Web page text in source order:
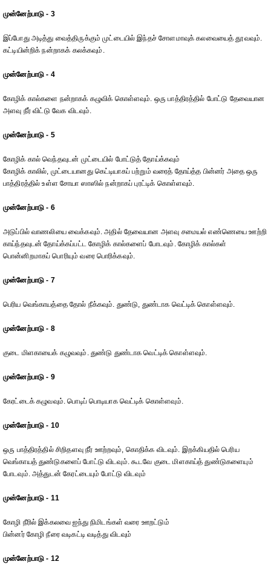
முன்னேற்பாடு - 3
இப்போது அடித்து வைத்திருக்கும் முட்டையில் இந்தச் சோளமாவுக் கலவையைத் தூவவும்.
கட்டியின்றிக் நன்றாகக் கலக்கவும்.
முன்னேற்பாடு - 4
கோழிக் கால்களை நன்றாகக் கழுவிக் கொள்ளவும். ஒரு பாத்திரத்தில் போட்டு தேவையான
அளவு நீர் விட்டு வேக விடவும்.
முன்னேற்பாடு - 5
கோழிக் கால் வெந்தவுடன் முட்டையில் போட்டுத் தோய்க்கவும்
கோழிக் காலில், முட்டையானது கெட்டியாகப் பற்றும் வரைத் தோய்த்த பின்னர் அதை ஒரு
பாத்திரத்தில் உள்ள சோயா ஸாஸில் நன்றாகப் புரட்டிக் கொள்ளவும்.
முன்னேற்பாடு - 6
அடுப்பில் வாணலியை வைக்கவும். அதில் தேவையான அளவு சமையல் எண்ணெயை ஊற்றி
காய்ந்தவுடன் தோய்க்கப்பட்ட கோழிக் கால்களைப் போடவும். கோழிக் கால்கள்
பொன்னிறமாகப் பொரியும் வரை பொரிக்கவும்.
முன்னேற்பாடு - 7
பெரிய வெங்காயத்தை தோல் நீக்கவும். துண்டு, துண்டாக வெட்டிக் கொள்ளவும்.
முன்னேற்பாடு - 8
குடை மிளகாயைக் கழுவவும். துண்டு துண்டாக வெட்டிக் கொள்ளவும்.
முன்னேற்பாடு - 9
கேரட்டைக் கழுவவும். பொடிப் பொடியாக வெட்டிக் கொள்ளவும்.
முன்னேற்பாடு - 10
ஒரு பாத்திரத்தில் சிறிதளவு நீர் ஊற்றவும், கொதிக்க விடவும். இறக்கியதில் பெரிய
வெங்காயத் துண்டுகளைப் போட்டு விடவும். கூடவே குடை மிளகாய்த் துண்டுகளையும்
போடவும். அத்துடன் கேரட்டையும் போட்டு விடவும்
முன்னேற்பாடு - 11
கோழி நீரில் இக்கலவை ஐந்து நிமிடங்கள் வரை ஊறட்டும்
பின்னர் கோழி நீரை வடிகட்டி வடித்து விடவும்
முன்னேற்பாடு - 12